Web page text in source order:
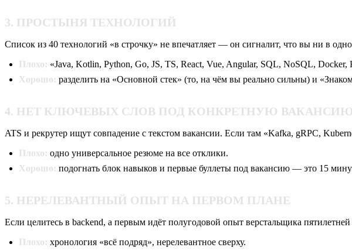
3. ПРОСТЫНЯ ТЕХНОЛОГИЙ
Список из 40 технологий «в строчку» не впечатляет — он сигналит, что вы ни в
Плохо: «Java, Kotlin, Python, Go, JS, TS, React, Vue, Angular, SQL, NoSQL,
Хорошо: разделить на «Основной стек» (то, на чём вы реально сильны) и
4. НЕТ КЛЮЧЕВЫХ СЛОВ ПОД КОНКРЕТНУЮ ВАКАНСИЮ
ATS и рекрутер ищут совпадение с текстом вакансии. Если там «Kafka, gRPC,
Плохо: одно универсальное резюме на все отклики.
Хорошо: подогнать блок навыков и первые буллеты под вакансию — это 15
5. НЕРЕЛЕВАНТНЫЙ ОПЫТ НА ПЕРВОМ ПЛАНЕ
Если целитесь в backend, а первым идёт полугодовой опыт верстальщика
Плохо: хронология «всё подряд», нерелевантное сверху.